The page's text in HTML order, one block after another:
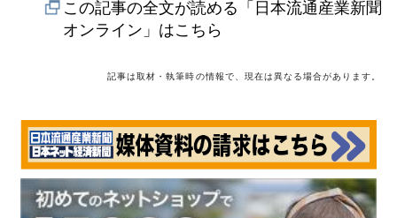
この記事の全文が読める「日本流通産業新聞
オンライン」はこちら
記事は取材・執筆時の情報で、現在は異なる場合があります。